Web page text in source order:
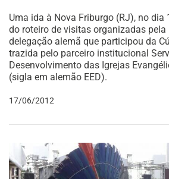
Uma ida à Nova Friburgo (RJ), no dia
do roteiro de visitas organizadas pela
delegação alemã que participou da
trazida pelo parceiro institucional
Desenvolvimento das Igrejas
(sigla em alemão EED).
17/06/2012